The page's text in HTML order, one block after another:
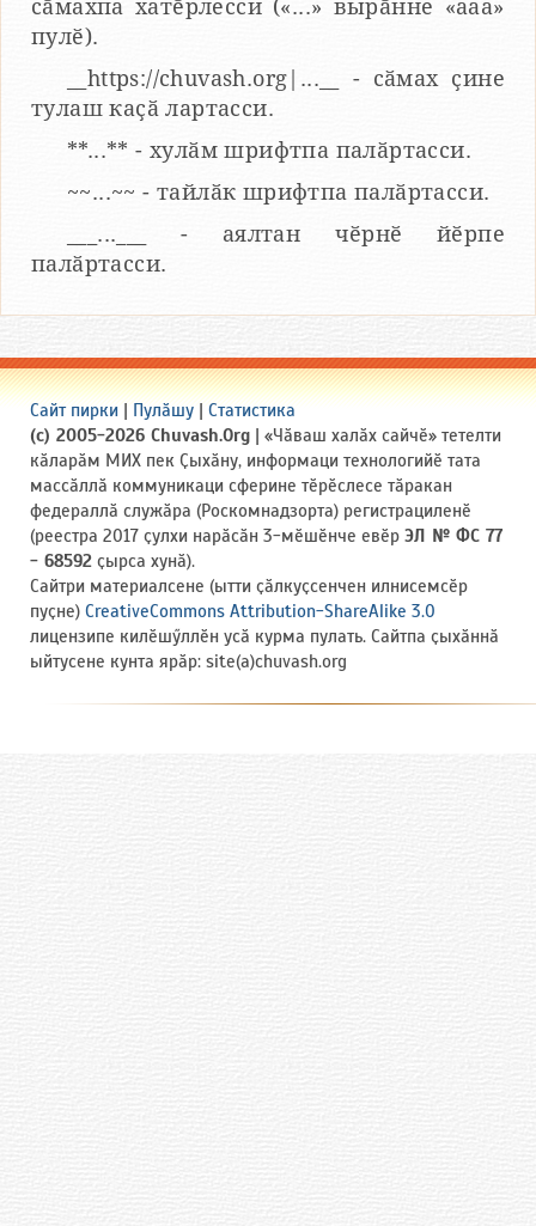
сӑмахпа хатӗрлесси («...» вырӑнне «ааа»
пулӗ).
__https://chuvash.org|...__ - сӑмах ҫине
тулаш каҫӑ лартасси.
**...** - хулӑм шрифтпа палӑртасси.
~~...~~ - тайлӑк шрифтпа палӑртасси.
___...___ - аялтан чӗрнӗ йӗрпе
палӑртасси.
Сайт пирки | Пулӑшу | Статистика
(c) 2005-2026 Chuvash.Org | «Чӑваш халӑх сайчӗ» тетелти
кӑларӑм МИХ пек Ҫыхӑну, информаци технологийӗ тата
массӑллӑ коммуникаци сферине тӗрӗслесе тӑракан
федераллӑ служӑра (Роскомнадзорта) регистрациленӗ
(реестра 2017 ҫулхи нарӑсӑн 3-мӗшӗнче евӗр ЭЛ № ФС 77
- 68592 ҫырса хунӑ).
Сайтри материалсене (ытти ҫӑлкуҫсенчен илнисемсӗр
пуҫне) CreativeCommons Attribution-ShareAlike 3.0
лицензипе килӗшӳллӗн усӑ курма пулать. Сайтпа ҫыхӑннӑ
ыйтусене кунта ярӑр: site(a)chuvash.org